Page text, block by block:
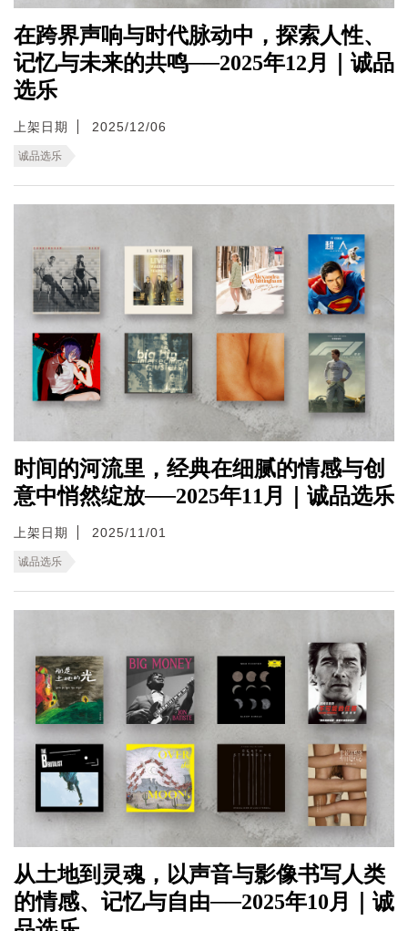
在跨界声响与时代脉动中，探索人性、
记忆与未来的共鸣──2025年12月｜诚品
选乐
上架日期 2025/12/06
诚品选乐
时间的河流里，经典在细腻的情感与创
意中悄然绽放──2025年11月｜诚品选乐
上架日期 2025/11/01
诚品选乐
从土地到灵魂，以声音与影像书写人类
的情感、记忆与自由──2025年10月｜诚